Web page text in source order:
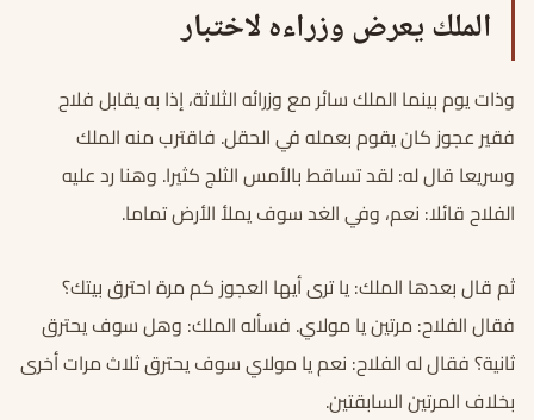
الملك يعرض وزراءه لاختبار
وذات يوم بينما الملك سائر مع وزرائه الثلاثة، إذا به يقابل فلاح
فقير عجوز كان يقوم بعمله في الحقل. فاقترب منه الملك
وسريعا قال له: لقد تساقط بالأمس الثلج كثيرا. وهنا رد عليه
الفلاح قائلا: نعم، وفي الغد سوف يملأ الأرض تماما.
ثم قال بعدها الملك: يا ترى أيها العجوز كم مرة احترق بيتك؟
فقال الفلاح: مرتين يا مولاي. فسأله الملك: وهل سوف يحترق
ثانية؟ فقال له الفلاح: نعم يا مولاي سوف يحترق ثلاث مرات أخرى
بخلاف المرتين السابقتين.